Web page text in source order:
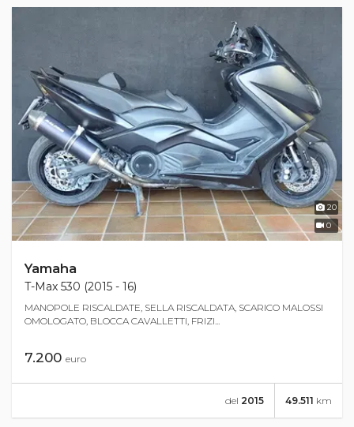
20
0
Yamaha
T-Max 530 (2015 - 16)
MANOPOLE RISCALDATE, SELLA RISCALDATA, SCARICO MALOSSI
OMOLOGATO, BLOCCA CAVALLETTI, FRIZI...
7.200 euro
49.511 km
del 2015